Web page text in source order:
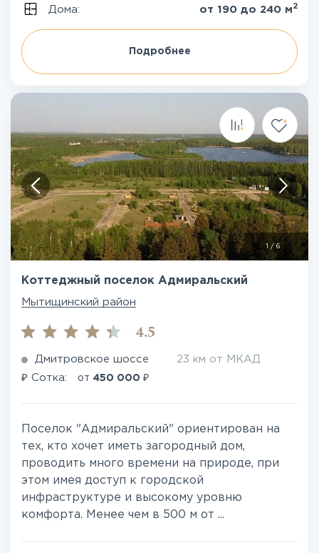
Дома: от 190 до 240 м 2
Подробнее
/ 6
Коттеджный поселок Адмиральский
Мытищинский район
4.5
Дмитровское шоссе 23 км от МКАД
₽ Сотка: от 450 000 ₽
Поселок "Адмиральский" ориентирован на
тех, кто хочет иметь загородный дом,
проводить много времени на природе, при
этом имея доступ к городской
инфраструктуре и высокому уровню
комфорта. Менее чем в 500 м от ...